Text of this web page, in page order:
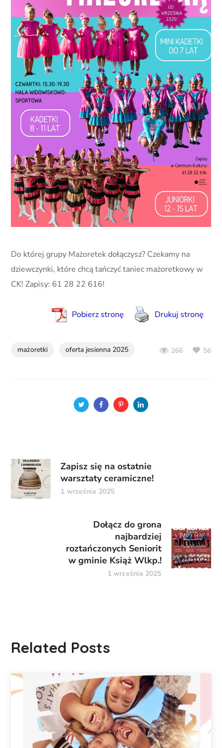
Do której grupy Mażoretek dołączysz? Czekamy na
dziewczynki, które chcą tańczyć taniec mażoretkowy w
CK! Zapisy: 61 28 22 616!
Pobierz stronę Drukuj stronę
mażoretki oferta jesienna 2025 266 56
Zapisz się na ostatnie
warsztaty ceramiczne!
1 września 2025
Dołącz do grona
najbardziej
roztańczonych Seniorit
w gminie Książ Wlkp.!
1 września 2025
Related Posts